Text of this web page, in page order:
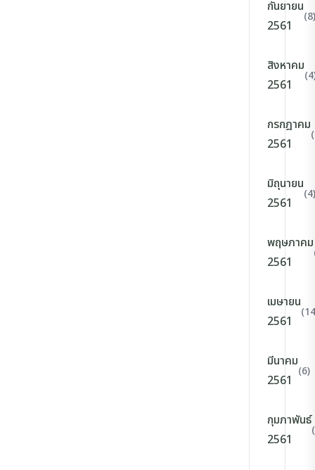
กันยายน
2561
(8)
สิงหาคม
2561
กรกฎาคม
2561
มิถุนายน
2561
(4)
พฤษภาคม
2561
เมษายน
2561
มีนาคม
2561
(6)
กุมภาพันธ์
2561